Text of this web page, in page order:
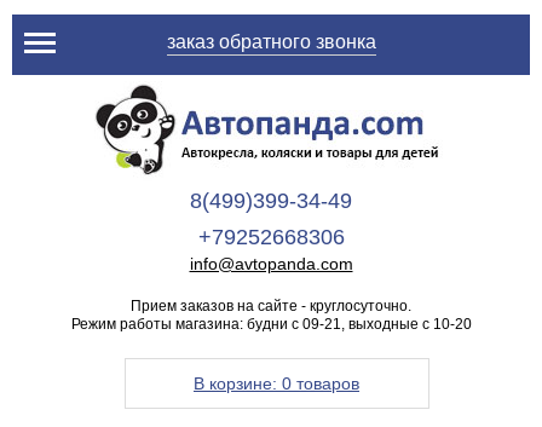
заказ обратного звонка
8(499)399-34-49
+79252668306
info@avtopanda.com
Прием заказов на сайте - круглосуточно.
Режим работы магазина: будни с 09-21, выходные с 10-20
В корзине: 0 товаров